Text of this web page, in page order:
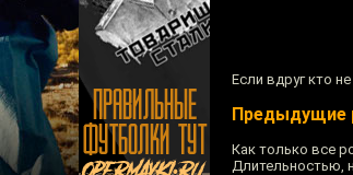
Если вдруг кто
Предыдущие
Как только все
Длительностью,